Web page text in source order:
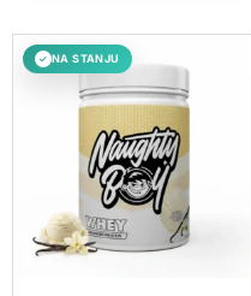
✓ NA STANJU